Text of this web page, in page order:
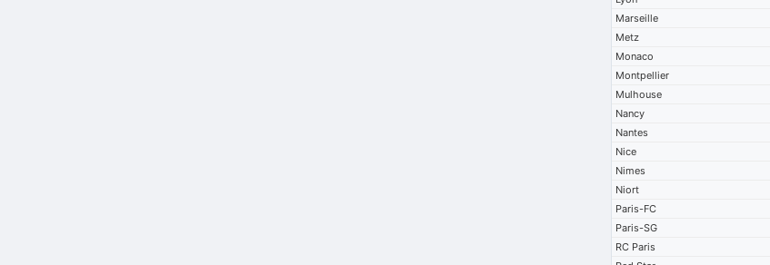
Marseille
Metz
Monaco
Montpellier
Mulhouse
Nancy
Nantes
Nice
Nimes
Niort
Paris-FC
Paris-SG
RC Paris